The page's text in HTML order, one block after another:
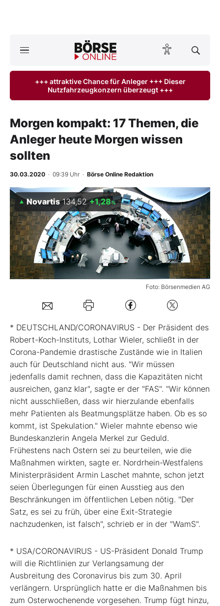
ktuelle Ausgabe BÖRSE ONLINE lesen
Finanz-Check
BO-Musterdepots
Experten
Mein B:O
Mein Konto
Folgen Sie uns
Kontakt
+++ attraktive Chance für Anleger +++ Dieser
Nutzfahrzeugkonzern überzeugt +++
Morgen kompakt: 17 Themen, die
Anleger heute Morgen wissen
sollten
30.03.2020 · 09:39 Uhr · Börse Online Redaktion
Foto: Börsenmedien AG
Novartis 134,52 +1,28%
* DEUTSCHLAND/CORONAVIRUS - Der Präsident des
Robert-Koch-Instituts, Lothar Wieler, schließt in der
Corona-Pandemie drastische Zustände wie in Italien
auch für Deutschland nicht aus. "Wir müssen
jedenfalls damit rechnen, dass die Kapazitäten nicht
ausreichen, ganz klar", sagte er der "FAS". "Wir können
nicht ausschließen, dass wir hierzulande ebenfalls
mehr Patienten als Beatmungsplätze haben. Ob es so
kommt, ist Spekulation." Wieler mahnte ebenso wie
Bundeskanzlerin Angela Merkel zur Geduld.
Frühestens nach Ostern sei zu beurteilen, wie die
Maßnahmen wirkten, sagte er. Nordrhein-Westfalens
Ministerpräsident Armin Laschet mahnte, schon jetzt
seien Überlegungen für einen Ausstieg aus den
Beschränkungen im öffentlichen Leben nötig. "Der
Satz, es sei zu früh, über eine Exit-Strategie
nachzudenken, ist falsch", schrieb er in der "WamS".
* USA/CORONAVIRUS - US-Präsident Donald Trump
will die Richtlinien zur Verlangsamung der
Ausbreitung des Coronavirus bis zum 30. April
verlängern. Ursprünglich hatte er die Maßnahmen bis
zum Osterwochenende vorgesehen. Trump fügt hinzu,